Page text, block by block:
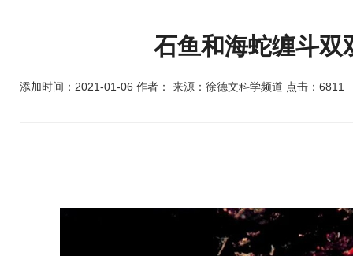
石鱼和海蛇缠斗双
添加时间：2021-01-06 作者： 来源：徐德文科学频道 点击：6811